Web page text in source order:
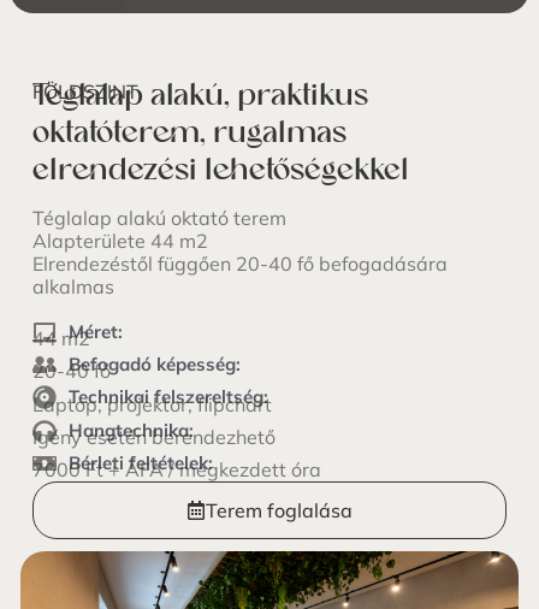
FÖLDSZINT
Téglalap alakú, praktikus
oktatóterem, rugalmas
elrendezési lehetőségekkel
Téglalap alakú oktató terem
Alapterülete 44 m2
Elrendezéstől függően 20-40 fő befogadására
alkalmas
Méret:
44 m2
Befogadó képesség:
20-40 fő
Technikai felszereltség:
Laptop, projektor, flipchart
Hangtechnika:
Igény esetén berendezhető
Bérleti feltételek:
7000 Ft + ÁFA / megkezdett óra
Terem foglalása